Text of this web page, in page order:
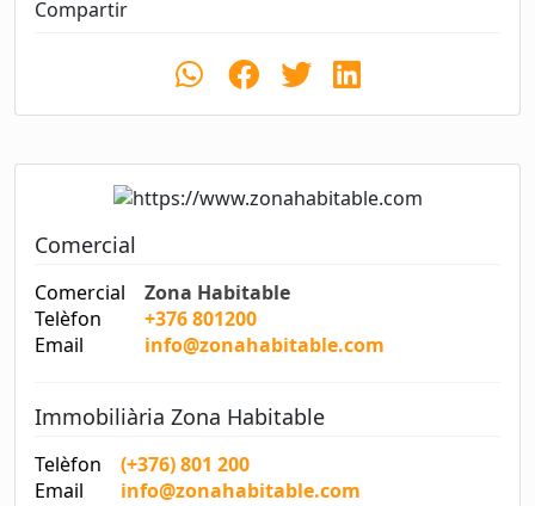
Compartir
Comercial
Comercial
Zona Habitable
Telèfon
+376 801200
Email
info@zonahabitable.com
Immobiliària Zona Habitable
Telèfon
(+376) 801 200
Email
info@zonahabitable.com